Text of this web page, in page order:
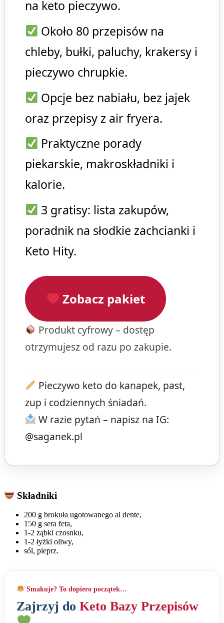
na keto pieczywo.
Około 80 przepisów na
chleby, bułki, paluchy, krakersy i
pieczywo chrupkie.
Opcje bez nabiału, bez jajek
oraz przepisy z air fryera.
Praktyczne porady
piekarskie, makroskładniki i
kalorie.
3 gratisy: lista zakupów,
poradnik na słodkie zachcianki i
Keto Hity.
Zobacz pakiet
Produkt cyfrowy – dostęp
otrzymujesz od razu po zakupie.
Pieczywo keto do kanapek, past,
zup i codziennych śniadań.
W razie pytań – napisz na IG:
@saganek.pl
Składniki
200 g brokuła ugotowanego al dente,
150 g sera feta,
1-2 ząbki czosnku,
1-2 łyżki oliwy,
sól, pieprz.
Smakuje? To dopiero początek…
Zajrzyj do Keto Bazy Przepisów